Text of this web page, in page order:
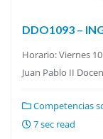
DDO1093 –
Horario: Viernes
Juan Pablo II
Competencias
7 sec read